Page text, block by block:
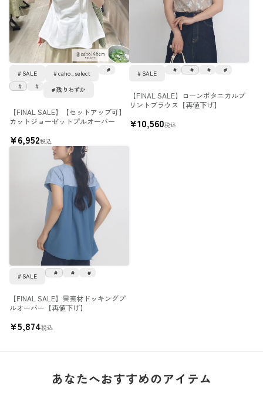
【FINAL SALE】【セットアップ可】
カットジョーゼットプルオーバー
SALE
caho_select
残りわずか
¥6,952税込
【FINAL SALE】ローンボタニカルプ
リントブラウス【再値下げ】
SALE
¥10,560税込
【FINAL SALE】異素材ドッキングプ
ルオーバー【再値下げ】
SALE
¥5,874税込
あなたへおすすめのアイテム